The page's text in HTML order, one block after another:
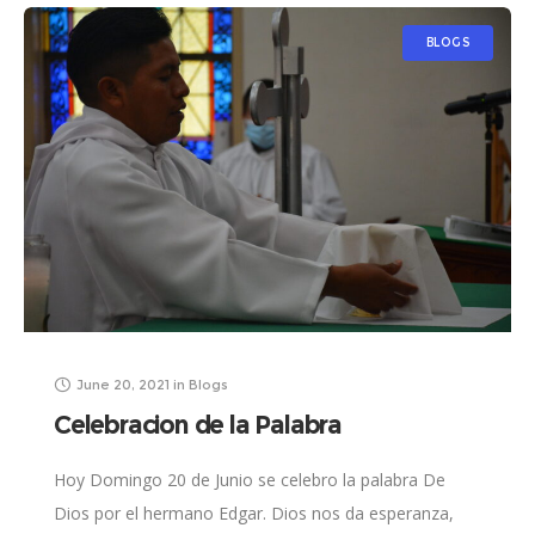
BLOGS
June 20, 2021 in Blogs
Celebracion de la Palabra
Hoy Domingo 20 de Junio se celebro la palabra De
Dios por el hermano Edgar. Dios nos da esperanza,